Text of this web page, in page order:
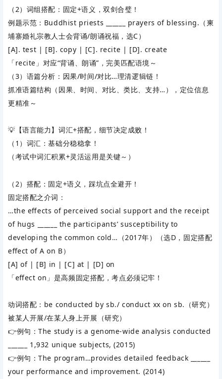
（2）词组搭配：固定+语义，双剑合璧！
例题示范 ‌：Buddhist priests ______ prayers of blessing.（柬
埔寨婚礼宗教人士会背诵/朗诵祝福，选C）
[A]. test | [B]. copy | [C]. recite | [D]. create
「recite」对应“背诵、朗诵”，完美匹配语境～
（3）语篇分析：因果/时间/对比…理清逻辑链！
抓准语篇结构（因果、时间、对比、类比、支持…），定位信息
更精准～
💡【语言能力】词汇+搭配，细节决定成败！
（1）词汇：基础分稳稳拿！
（考试中词汇积累+灵活运用是关键～）
（2）搭配：固定+语义，踩坑点全避开！
固定搭配之介词 ‌：
…the effects of perceived social support and the receipt
of hugs ______ the participants’ susceptibility to
developing the common cold…（2017年）（选D，固定搭配
effect of A on B）
[A] of | [B] in | [C] at | [D] on
「effect on」是高频固定搭配，考点必须记牢！
动词搭配 ‌：be conducted by sb./ conduct xx on sb.（研究）
被某人开展/在某人身上开展（研究）
👉例句：The study is a genome-wide analysis conducted
______ 1,932 unique subjects, (2015)
👉例句：The program…provides detailed feedback ______
your performance and improvement. (2014)